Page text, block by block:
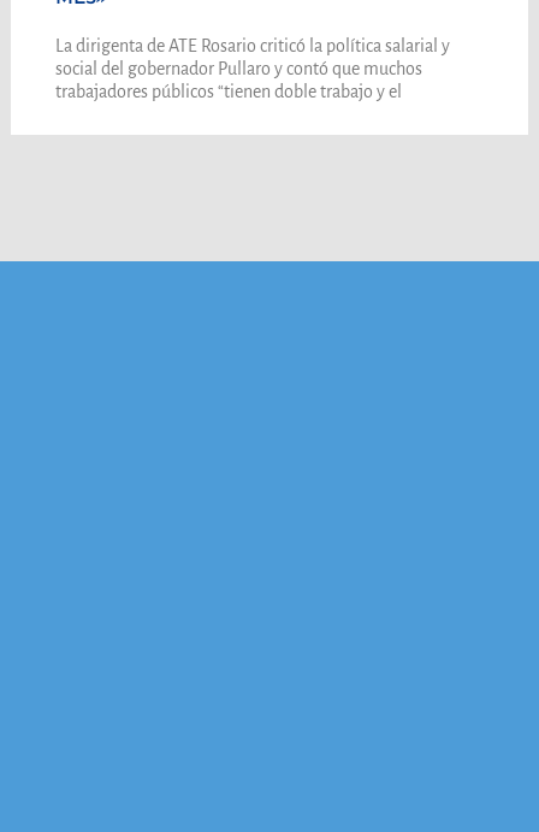
La dirigenta de ATE Rosario criticó la política salarial y
social del gobernador Pullaro y contó que muchos
trabajadores públicos “tienen doble trabajo y el